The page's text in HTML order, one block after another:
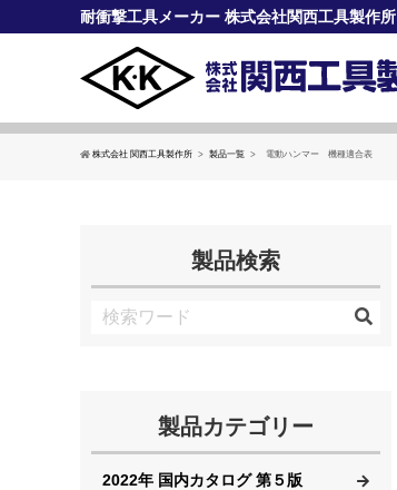
耐衝撃工具メーカー 株式会社関西工具製作所
株式会社 関西工具製作所 製品一覧 電動ハンマー 機種適合表
製品検索
製品カテゴリー
2022年 国内カタログ 第５版